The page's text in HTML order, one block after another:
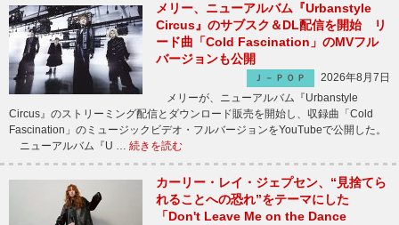
メリー、ニューアルバム『Urbanstyle
Circus』のサブスク＆DL配信を開始 リ
ード曲「Cold Fascination」のMVフル
バージョンも公開
Ｊ－ＰＯＰ
2026年8月7日
メリーが、ニューアルバム『Urbanstyle
Circus』のストリーミング配信とダウンロード販売を開始し、収録曲「Cold
Fascination」のミュージックビデオ・フルバージョンをYouTubeで公開した。
ニューアルバム『U … 続きを読む
カーリー・レイ・ジェプセン、“見捨てら
れることへの恐れ”をテーマにした
「Don't Leave Me on the Dance